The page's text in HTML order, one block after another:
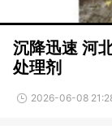
沉降迅速 河
处理剂
2026-06-08